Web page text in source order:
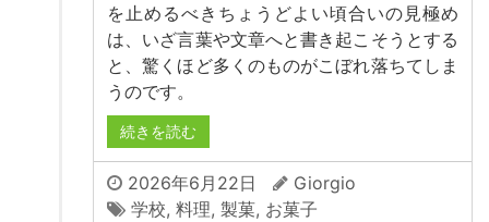
を止めるべきちょうどよい頃合いの見極め
は、いざ言葉や文章へと書き起こそうとする
と、驚くほど多くのものがこぼれ落ちてしま
うのです。
続きを読む
2026年6月22日
Giorgio
学校, 料理, 製菓, お菓子